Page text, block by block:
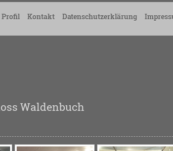
Profil Kontakt Datenschutzerklärung
Waldenbuch